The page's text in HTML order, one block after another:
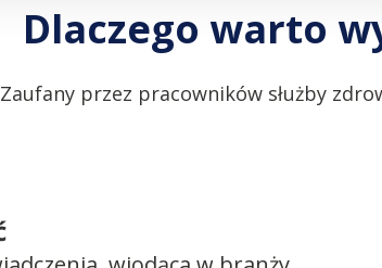
Dlaczego warto
Zaufany przez pracowników służby